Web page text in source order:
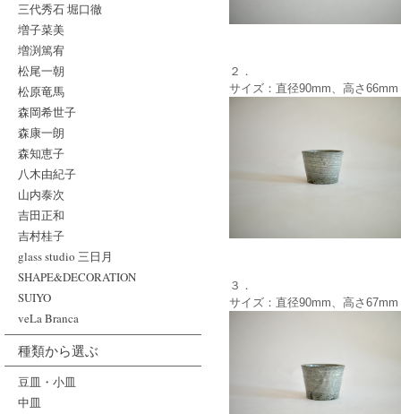
三代秀石 堀口徹
増子菜美
増渕篤宥
松尾一朝
松原竜馬
森岡希世子
森康一朗
森知恵子
八木由紀子
山内泰次
吉田正和
吉村桂子
glass studio 三日月
SHAPE&DECORATION
SUIYO
veLa Branca
種類から選ぶ
豆皿・小皿
中皿
２．
サイズ：直径90mm、高さ66mm
３．
サイズ：直径90mm、高さ67mm